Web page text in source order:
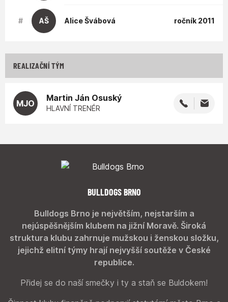
REALIZAČNÍ TÝM
MJO
Martin Ján Osuský
HLAVNÍ TRENÉR
# AŠ AliceŠvábová ročník 2011
BULLDOGS BRNO
Bulldogs Brno je největším, nejstarším a
nejúspěšnějším klubem na jižní Moravě. Široká
struktura klubu zahrnuje mužskou i ženskou složku,
jejichž elitní týmy hrají nejvyšší soutěže v České
republice.
Přidej se do naší smečky i ty a staň se Buldokem!